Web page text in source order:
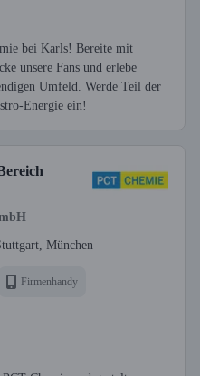
bei Karls! Bereite mit
unsere Fans und erlebe
Umfeld. Werde Teil der
Energie ein!
München
Firmenhandy